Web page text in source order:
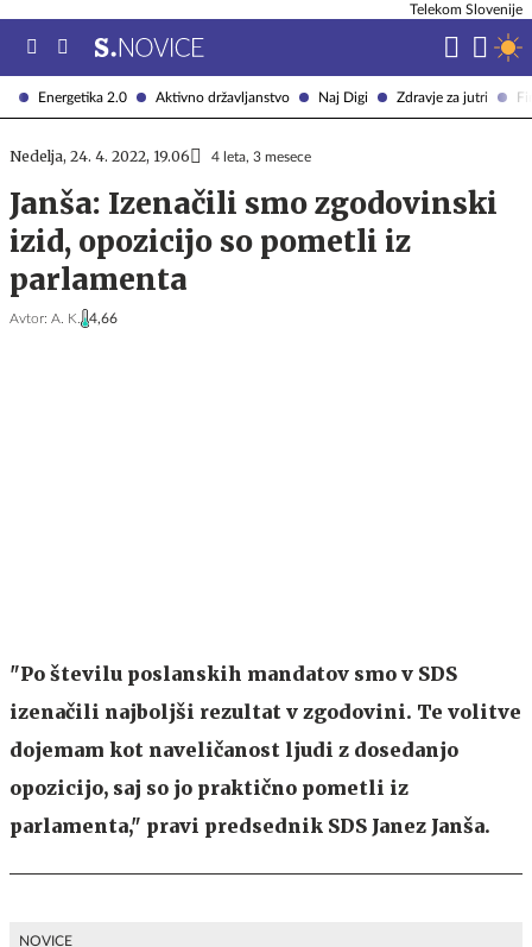
Energetika 2.0 Aktivno državljanstvo Naj Digi Zdravje za jutri
Telekom Slovenije
Nedelja, 24. 4. 2022, 19.06 4 leta, 3 mesece
Janša: Izenačili smo zgodovinski
izid, opozicijo so pometli iz
parlamenta
Avtor: A. K. 4,66
"Po številu poslanskih mandatov smo v SDS
izenačili najboljši rezultat v zgodovini. Te volitve
dojemam kot naveličanost ljudi z dosedanjo
opozicijo, saj so jo praktično pometli iz
parlamenta," pravi predsednik SDS Janez Janša.
NOVICE